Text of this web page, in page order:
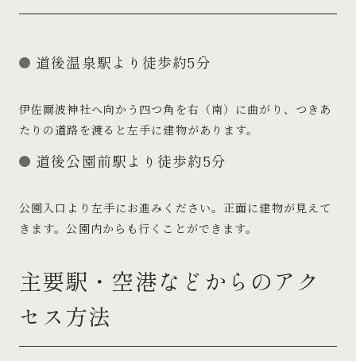
道後温泉駅より徒歩約5分
伊佐爾波神社へ向かう四つ角を右（南）に曲がり、つきあ
たりの道路を渡ると左手に建物があります。
道後公園前駅より徒歩約5分
公園入口より左手にお進みください。正面に建物が見えて
きます。公園内からも行くことができます。
主要駅・空港などからのアク
セス方法